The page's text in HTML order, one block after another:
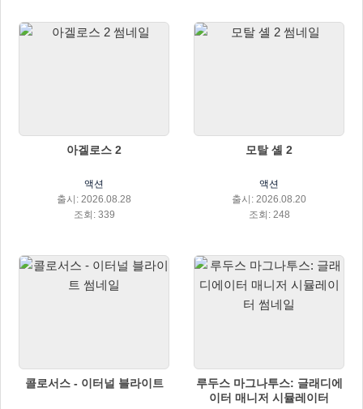
아겔로스 2
액션
출시: 2026.08.28
조회: 339
모탈 셸 2
액션
출시: 2026.08.20
조회: 248
콜로서스 - 이터널 블라이트
루두스 마그나투스: 글래디에
이터 매니저 시뮬레이터